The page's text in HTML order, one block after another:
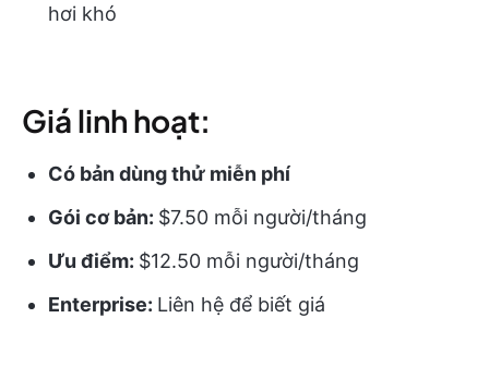
hơi khó
Giá linh hoạt:
Có bản dùng thử miễn phí
Gói cơ bản: $7.50 mỗi người/tháng
Ưu điểm: $12.50 mỗi người/tháng
Enterprise: Liên hệ để biết giá